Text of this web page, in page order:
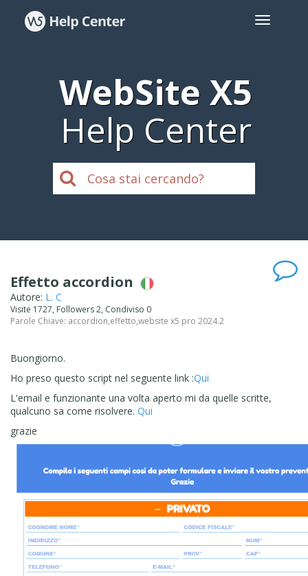
WebSite X5
Help Center
Effetto accordion
Autore: L. C
Visite 1727, Followers 2, Condiviso 0
Parole Chiave: accordion,effetto,website x5 pro 2024.2
Buongiorno.
Ho preso questo script nel seguente link :Qui
L'email e funzionante una volta aperto mi da quelle scritte,
qualcuno sa come risolvere. Qui
grazie